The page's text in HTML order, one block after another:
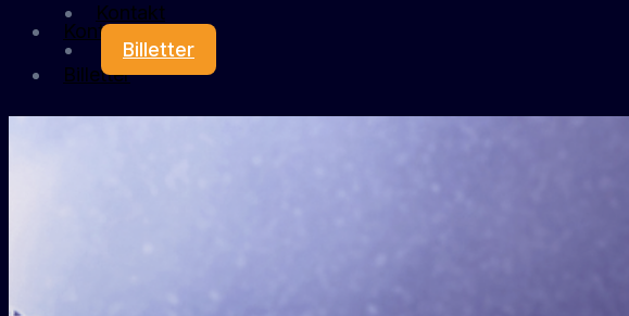
Kontakt
Billetter
Kontakt
Billetter